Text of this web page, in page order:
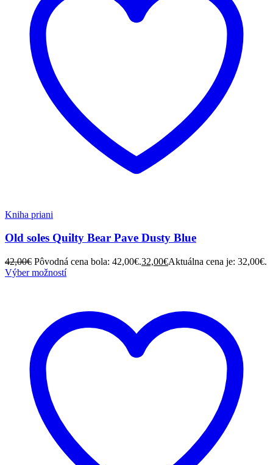
Kniha priani
Old soles Quilty Bear Pave Dusty Blue
42,00€ Pôvodná cena bola: 42,00€.32,00€Aktuálna cena je: 32,00€.
Výber možností